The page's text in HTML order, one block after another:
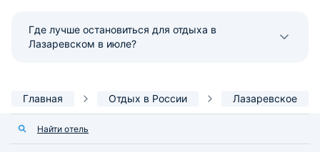
Где лучше остановиться для отдыха в
Лазаревском в июле?
Главная Отдых в России Лазаревское
Найти отель